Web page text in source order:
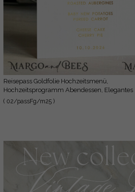
Reisepass Goldfolie Hochzeitsmenü,
Hochzeitsprogramm Abendessen, Elegantes
Zielmenü, Personalisierte Hochzeitsdekoration
( 02/passFg/m25 )